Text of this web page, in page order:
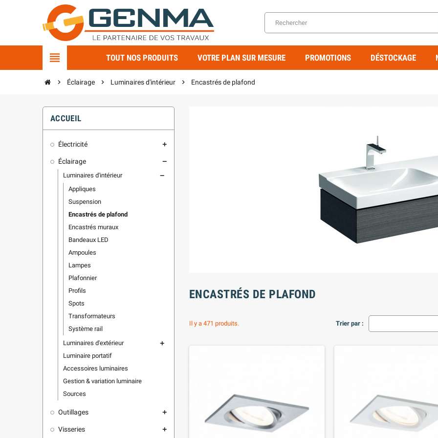
view_headline TOUT NOS PRODUITS VOTRE PLAN SUR MESURE PROMOTIONS DÉSTOCKAGE
chevron_right Éclairage chevron_right Luminaires d'intérieur chevron_right Encastrés de plafond
ACCUEIL
Électricité add
Éclairage remove
Luminaires d'intérieur remove
Appliques
Suspension
Encastrés de plafond
Encastrés muraux
Bandeaux LED
Ampoules
Lampes
Plafonnier
Profils
Spots
Transformateurs
Système rail
Luminaires d'extérieur
add
Luminaire portatif
Accessoires luminaires
Gestion & variation luminaire
Sources
Outillages add
Visseries add
ENCASTRÉS DE PLAFOND
Trier par :
Il y a 471 produits.